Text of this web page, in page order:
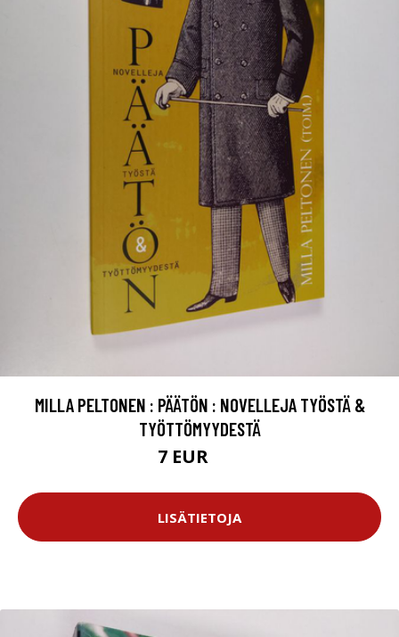
MILLA PELTONEN : PÄÄTÖN : NOVELLEJA TYÖSTÄ &
TYÖTTÖMYYDESTÄ
7 EUR
LISÄTIETOJA